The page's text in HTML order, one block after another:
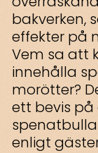
bakverken,
effekter på
Vem sa att
innehålla
morötter?
ett bevis
enligt